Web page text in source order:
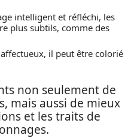
intelligent et réfléchi, les
plus subtils, comme des
il peut être colorié
non seulement de
mais aussi de mieux
et les traits de